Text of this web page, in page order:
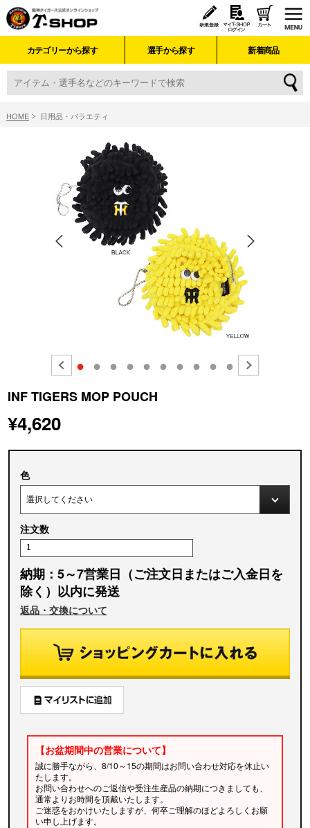
カテゴリーから探す 選手から探す 新着商品
HOME 日用品・バラエティ
● ● ● ● ● ● ● ● ● ●
INF TIGERS MOP POUCH
¥4,620
色
注文数
納期：5～7営業日（ご注文日またはご入金日を
除く）以内に発送
返品・交換について
【お盆期間中の営業について】
誠に勝手ながら、8/10～15の期間はお問い合わせ対応を休止い
たします。
お問い合わせへのご返信や受注生産品の納期につきましても、
通常よりお時間を頂戴いたします。
ご迷惑をおかけいたしますが、何卒ご理解のほどよろしくお願
い申し上げます。